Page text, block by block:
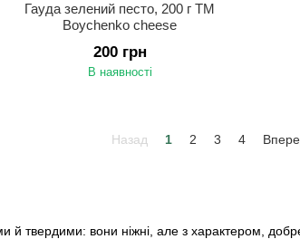
й твердими: вони ніжні, але з характером,
Гауда зелений песто, 200 г ТМ
Boychenko cheese
200 грн
В наявності
Назад 1 2 3 4